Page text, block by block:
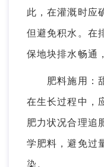
此，在灌溉时应
但避免积水。在
保地块排水畅通
肥料施用：甜
在生长过程中，
肥力状况合理追
学肥料，避免过
染。